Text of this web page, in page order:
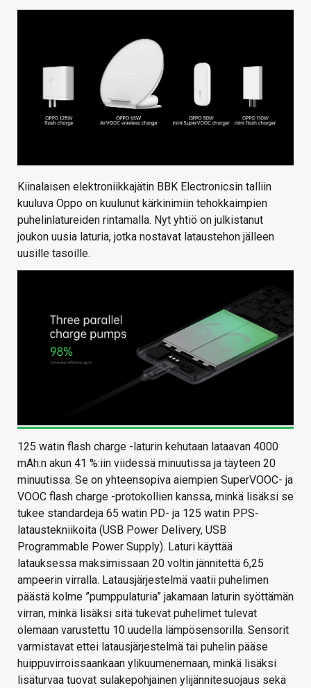
HAKU
Kiinalaisen elektroniikkajätin BBK Electronicsin talliin
kuuluva Oppo on kuulunut kärkinimiin tehokkaimpien
puhelinlatureiden rintamalla. Nyt yhtiö on julkistanut
joukon uusia laturia, jotka nostavat lataustehon jälleen
uusille tasoille.
125 watin flash charge -laturin kehutaan lataavan 4000
mAh:n akun 41 %:iin viidessä minuutissa ja täyteen 20
minuutissa. Se on yhteensopiva aiempien SuperVOOC- ja
VOOC flash charge -protokollien kanssa, minkä lisäksi se
tukee standardeja 65 watin PD- ja 125 watin PPS-
lataustekniikoita (USB Power Delivery, USB
Programmable Power Supply). Laturi käyttää
latauksessa maksimissaan 20 voltin jännitettä 6,25
ampeerin virralla. Latausjärjestelmä vaatii puhelimen
päästä kolme ”pumppulaturia” jakamaan laturin syöttämän
virran, minkä lisäksi sitä tukevat puhelimet tulevat
olemaan varustettu 10 uudella lämpösensorilla. Sensorit
varmistavat ettei latausjärjestelmä tai puhelin pääse
huippuvirroissaankaan ylikuumenemaan, minkä lisäksi
lisäturvaa tuovat sulakepohjainen ylijännitesuojaus sekä